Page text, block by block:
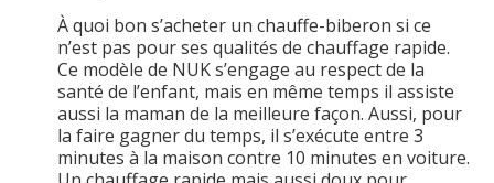
À quoi bon s’acheter un chauffe-biberon si ce
n’est pas pour ses qualités de chauffage rapide.
Ce modèle de NUK s’engage au respect de la
santé de l’enfant, mais en même temps il assiste
aussi la maman de la meilleure façon. Aussi, pour
la faire gagner du temps, il s’exécute entre 3
minutes à la maison contre 10 minutes en voiture.